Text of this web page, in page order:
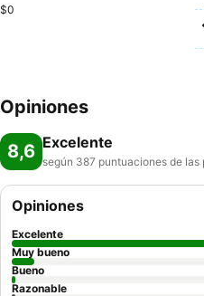
$0
Opiniones
8,6 Excelente
según 387 puntuaciones de las
Opiniones
Excelente
Muy bueno
Bueno
Razonable